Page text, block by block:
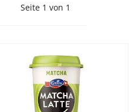
Vorherige Seite
Seite 1 von 1